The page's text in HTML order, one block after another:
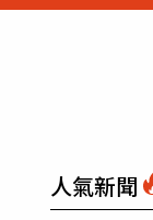
人氣新聞